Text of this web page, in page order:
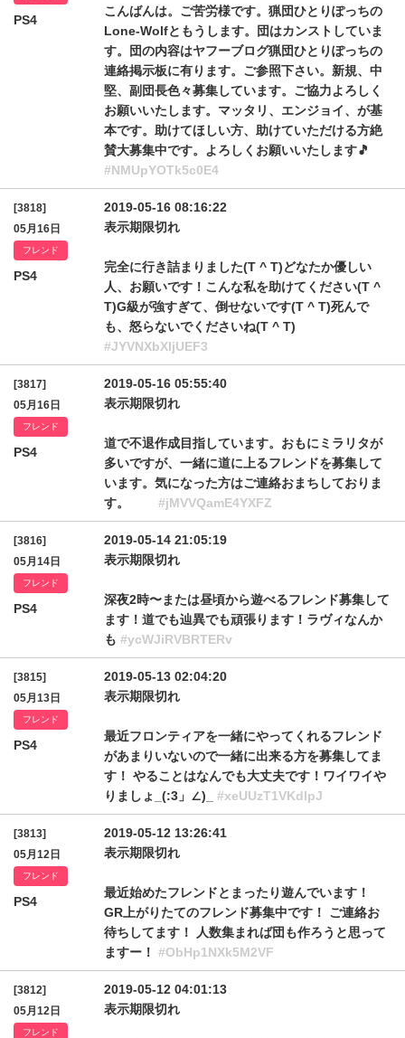
PS4
こんばんは。ご苦労様です。猟団ひとりぽっちの
Lone-Wolfともうします。団はカンストしていま
す。団の内容はヤフーブログ猟団ひとりぽっちの
連絡掲示板に有ります。ご参照下さい。新規、中
堅、副団長色々募集しています。ご協力よろしく
お願いいたします。マッタリ、エンジョイ、が基
本です。助けてほしい方、助けていただける方絶
賛大募集中です。よろしくお願いいたします🎵
#NMUpYOTk5c0E4
[3818]
05月16日
フレンド
PS4
2019-05-16 08:16:22
表示期限切れ
完全に行き詰まりました(T ^ T)どなたか優しい
人、お願いです！こんな私を助けてください(T ^
T)G級が強すぎて、倒せないです(T ^ T)死んで
も、怒らないでくださいね(T ^ T)
#JYVNXbXljUEF3
[3817]
05月16日
フレンド
PS4
2019-05-16 05:55:40
表示期限切れ
道で不退作成目指しています。おもにミラリタが
多いですが、一緒に道に上るフレンドを募集して
います。気になった方はご連絡おまちしておりま
す。 #jMVVQamE4YXFZ
[3816]
05月14日
フレンド
PS4
2019-05-14 21:05:19
表示期限切れ
深夜2時〜または昼頃から遊べるフレンド募集して
ます！道でも辿異でも頑張ります！ラヴィなんか
も #ycWJiRVBRTERv
[3815]
05月13日
フレンド
PS4
2019-05-13 02:04:20
表示期限切れ
最近フロンティアを一緒にやってくれるフレンド
があまりいないので一緒に出来る方を募集してま
す！ やることはなんでも大丈夫です！ワイワイや
りましょ_(:3」∠)_ #xeUUzT1VKdlpJ
[3813]
05月12日
フレンド
PS4
2019-05-12 13:26:41
表示期限切れ
最近始めたフレンドとまったり遊んでいます！
GR上がりたてのフレンド募集中です！ ご連絡お
待ちしてます！ 人数集まれば団も作ろうと思って
ますー！ #ObHp1NXk5M2VF
[3812]
05月12日
フレンド
2019-05-12 04:01:13
表示期限切れ